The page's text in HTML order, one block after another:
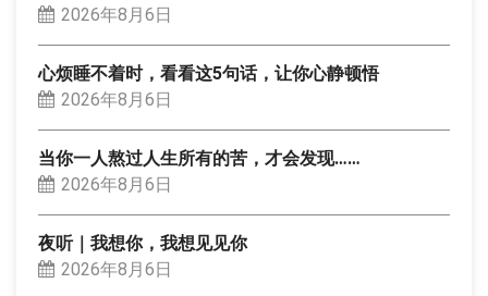
2026年8月6日
心烦睡不着时，看看这5句话，让你心静顿悟
2026年8月6日
当你一人熬过人生所有的苦，才会发现……
2026年8月6日
夜听｜我想你，我想见见你
2026年8月6日